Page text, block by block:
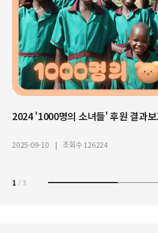
고
있
는
루
시
와
친
구
들
2024 '1000명의 소녀들' 후원 결과
2025-09-10 조회수 126224
고
기
뻐
하
는
아
프
리
카
이
2025 닭 보내기 [너에게 보낸닭] 결과
2025-11-18 조회수 3327
약
아
동
지
원
결
과
보
고
2024 식생활취약아동지원 캠페인 '7
1/3